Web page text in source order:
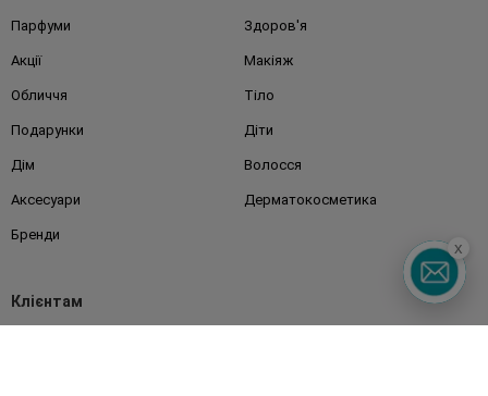
Парфуми Здоров'я
Акції Макіяж
Обличчя Тіло
Подарунки Діти
Дім Волосся
Аксесуари Дерматокосметика
Бренди
Клієнтам
x